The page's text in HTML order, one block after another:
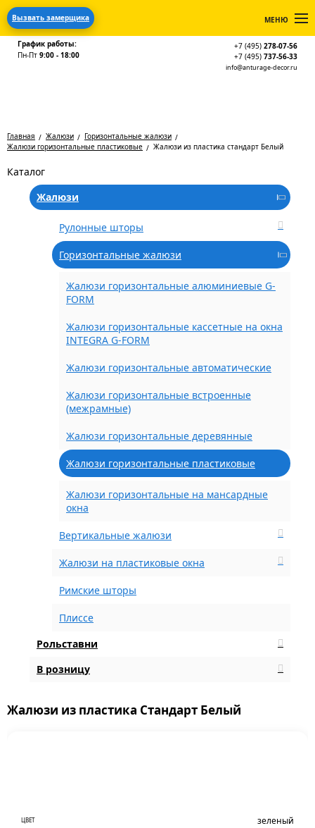
Вызвать замерщика МЕНЮ
График работы:
Пн-Пт 9:00 - 18:00
+7 (495) 278-07-56
+7 (495) 737-56-33
info@anturage-decor.ru
Главная Жалюзи
Горизонтальные жалюзи
Жалюзи горизонтальные пластиковые
Жалюзи из пластика стандарт Белый
Каталог
Жалюзи
Рулонные шторы
Горизонтальные жалюзи
Жалюзи горизонтальные алюминиевые G-
FORM
Жалюзи горизонтальные кассетные на окна
INTEGRA G-FORM
Жалюзи горизонтальные автоматические
Жалюзи горизонтальные встроенные
(межрамные)
Жалюзи горизонтальные деревянные
Жалюзи горизонтальные пластиковые
Жалюзи горизонтальные на мансардные
окна
Вертикальные жалюзи
Жалюзи на пластиковые окна
Римские шторы
Плиссе
Рольставни
В розницу
Жалюзи из пластика Стандарт Белый
ЦВЕТ зеленый